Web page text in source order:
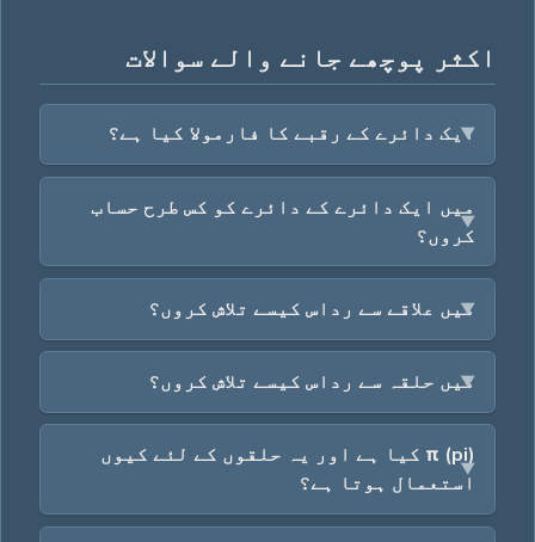
اکثر پوچھے جانے والے سوالات
ایک دائرے کے رقبے کا فارمولا کیا ہے؟
میں ایک دائرے کے دائرے کو کس طرح حساب
کروں؟
میں علاقے سے رداس کیسے تلاش کروں؟
میں حلقہ سے رداس کیسے تلاش کروں؟
π (pi) کیا ہے اور یہ حلقوں کے لئے کیوں
استعمال ہوتا ہے؟